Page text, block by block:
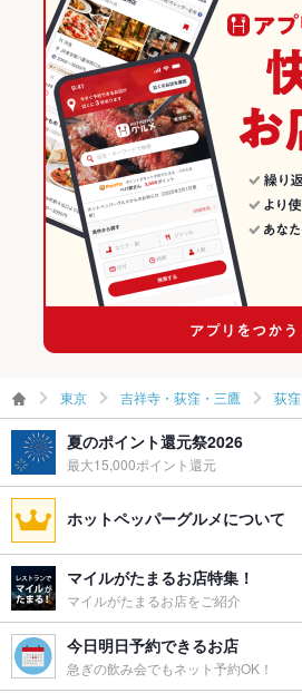
飲茶・点心・餃子
吉祥寺・荻窪・三鷹 × 中華
吉祥寺・荻窪・三鷹 × 飲茶・点心・餃子
荻窪駅 × 中華
荻窪駅 × 飲茶・点心・餃子
東京 × ラーメン
東京 × ラーメン全般
東京 × 中華
東京 × 飲茶・点心・餃子
吉祥寺・荻窪・三鷹のグルメランキング
荻窪のグルメランキング
東京 吉祥寺・荻窪・三鷹 荻窪
夏のポイント還元祭2026
最大15,000ポイント還元
ホットペッパーグルメについて
マイルがたまるお店特集！
マイルがたまるお店をご紹介
今日明日予約できるお店
急ぎの飲み会でもネット予約OK！